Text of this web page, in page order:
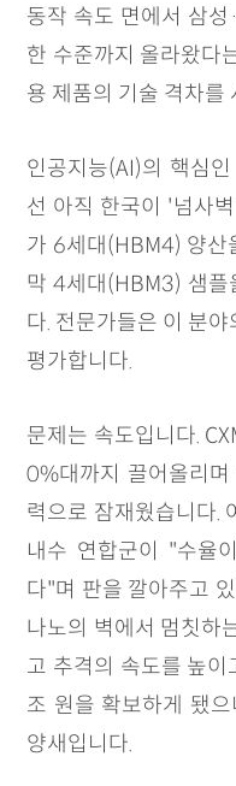
동작 속도 면에서 삼
한 수준까지 올라왔다
용 제품의 기술 격차
인공지능(AI)의 핵심
선 아직 한국이 '넘사
가 6세대(HBM4) 양산
막 4세대(HBM3) 샘플
다. 전문가들은 이 분
평가합니다.
문제는 속도입니다.
0%대까지 끌어올리
력으로 잠재웠습니다.
내수 연합군이 "수율
다"며 판을 깔아주고
나노의 벽에서 멈칫하
고 추격의 속도를 높
조 원을 확보하게 됐
양새입니다.